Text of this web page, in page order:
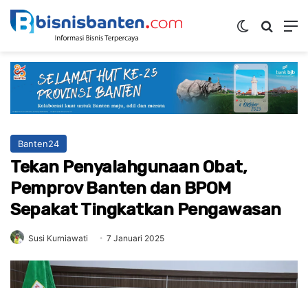
Switch skin
Banten24
Tekan Penyalahgunaan Obat,
Pemprov Banten dan BPOM
Sepakat Tingkatkan Pengawasan
Susi Kurniawati 7 Januari 2025